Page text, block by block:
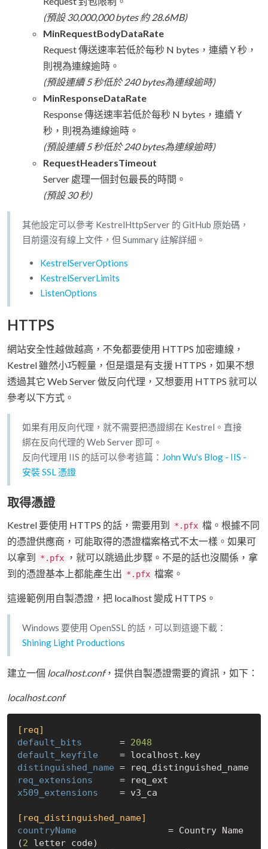
(預設 30,000,000 bytes 約 28.6MB)
MinRequestBodyDataRate
Request 傳送速率若低於每秒 N bytes，連續 Y 秒，
則視為連線逾時。
(預設連續 5 秒低於 240 bytes為連線逾時)
MinResponseDataRate
Response 傳送速率若低於每秒 N bytes，連續 Y
秒，則視為連線逾時。
(預設連續 5 秒低於 240 bytes為連線逾時)
RequestHeadersTimeout
Server 處理一個封包最長的時間。
(預設 30 秒)
其他設定可以參考 KestrelHttpServer 的 GitHub 原始碼，
目前還沒有線上文件，但 Summary 註解詳細。
KestrelServerOptions
KestrelServerLimits
ListenOptions
HTTPS
網站安全性越做越高，不免都要使用 HTTPS 加密連線，
Kestrel 雖然小巧輕量，但是還是有支援 HTTPS，如果不想
透過其它 Web Server 做反向代理，又想要用 HTTPS 就可以
參考以下方式。
如果有用反向代理，就不需要把憑證綁在 Kestrel。直接
綁在反向代理的 Web Server 即可。
反向代理用 IIS 的話可以參考這篇： John Wu's Blog - IIS -
安裝 SSL 憑證
取得憑證
Kestrel 要使用 HTTPS 的話，需要用到 *.pfx 檔。根據不同
的憑證供應商，可能取得的憑證檔案格式不太一樣。如果可
以拿到
*.pfx
，就可以跳過此步驟。不是的話也沒關係，拿
到的憑證基本上都能產生出 *.pfx 檔案。
這邊範例用自製憑證，把 localhost 變成 HTTPS。
Windows 要使用 OpenSSL 的話，可以到這邊下載：
Shining Light Productions
建立一個 localhost.conf，提供自製憑證需要的資訊，如下：
localhost.conf
[req]
default_bits
       =
2048
default_keyfile
    = localhost.key
distinguished_name
= req_distinguished_name
req_extensions
x509_extensions
    = v3_ca
[req_distinguished_name]
countryName
                 = Country Name
(2